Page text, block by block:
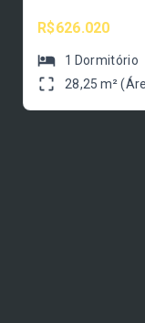
R$626.020
1 Dormitório
28,25 m²